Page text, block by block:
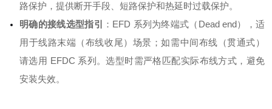
路保护，提供断开手段、短路保护和热延时过载保护。
明确的接线选型指引
：EFD 系列为终端式（Dead end），适
用于线路末端（布线收尾）场景；如需中间布线（贯通式）
请选用 EFDC 系列。选型时需严格匹配实际布线方式，避免
安装失效。